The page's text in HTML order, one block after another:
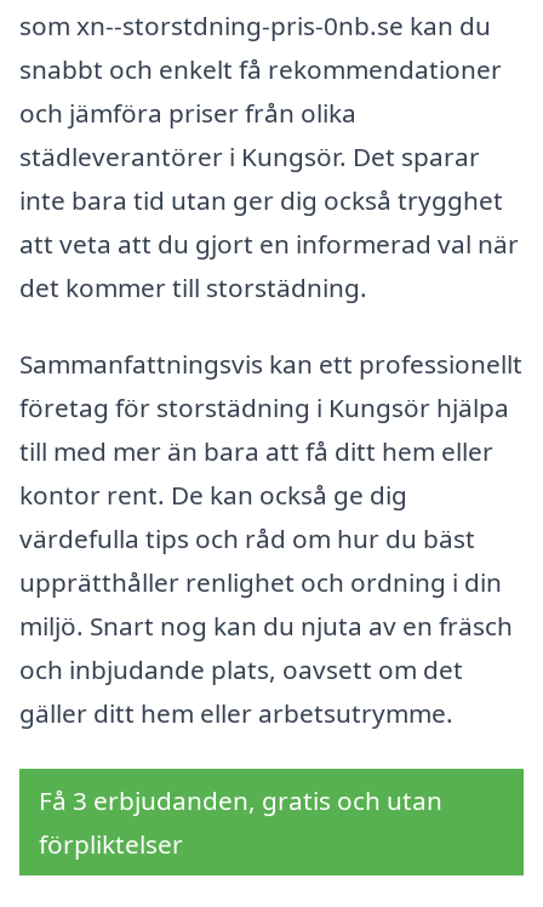
som xn--storstdning-pris-0nb.se kan du
snabbt och enkelt få rekommendationer
och jämföra priser från olika
städleverantörer i Kungsör. Det sparar
inte bara tid utan ger dig också trygghet
att veta att du gjort en informerad val när
det kommer till storstädning.
Sammanfattningsvis kan ett professionellt
företag för storstädning i Kungsör hjälpa
till med mer än bara att få ditt hem eller
kontor rent. De kan också ge dig
värdefulla tips och råd om hur du bäst
upprätthåller renlighet och ordning i din
miljö. Snart nog kan du njuta av en fräsch
och inbjudande plats, oavsett om det
gäller ditt hem eller arbetsutrymme.
Få 3 erbjudanden, gratis och utan
förpliktelser